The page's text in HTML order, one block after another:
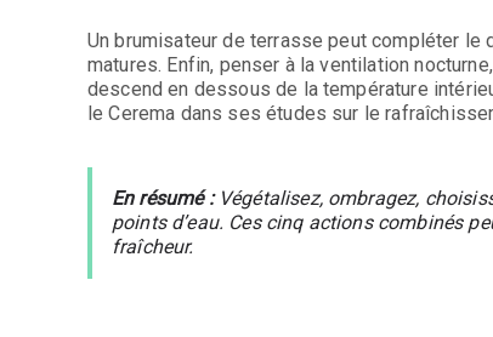
Un brumisateur de terrasse peut compléter le
matures. Enfin, penser à la ventilation
descend en dessous de la température
le Cerema dans ses études sur le
En résumé :Végétalisez, ombragez,
points d’eau. Ces cinq actions combinés
fraîcheur.